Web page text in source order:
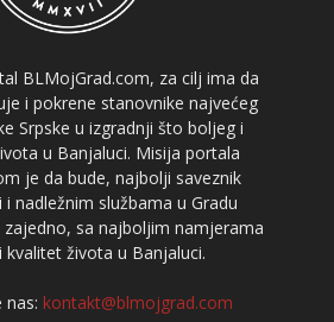
BLMojGrad.com, za cilj ima da
i pokrene stanovnike najvećeg
Srpske u izgradnji što boljeg i
u Banjaluci. Misija portala
je da bude, najbolji saveznik
i nadležnim službama u Gradu
zajedno, sa najboljim namjerama
kvalitet života u Banjaluci.
nas: kontakt@blmojgrad.com